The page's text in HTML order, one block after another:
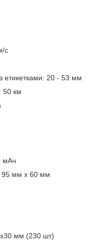
с
етикетками: 20 - 53 мм
50 км
мАч
95 мм х 60 мм
мм (230 шт)